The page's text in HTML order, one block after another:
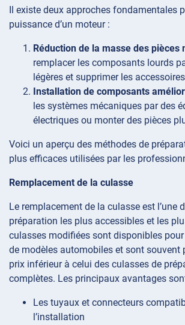
Il existe deux approches fondamentales
puissance d’un moteur :
Réduction de la masse des pièces
remplacer les composants lourds
légères et supprimer les
Installation de composants
les systèmes mécaniques par des
électriques ou monter des pièces
Voici un aperçu des méthodes de
plus efficaces utilisées par les
Remplacement de la culasse
Le remplacement de la culasse est l’une
préparation les plus accessibles et les
culasses modifiées sont disponibles
de modèles automobiles et sont souvent
prix inférieur à celui des culasses de
complètes. Les principaux avantages
Les tuyaux et connecteurs
l’installation